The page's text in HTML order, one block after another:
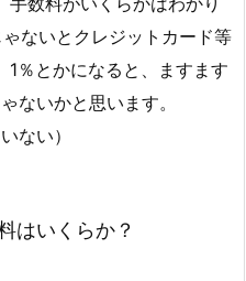
ないとクレジットカード等
％とかになると、ますます
ないかと思います。
ない）
はいくらか？